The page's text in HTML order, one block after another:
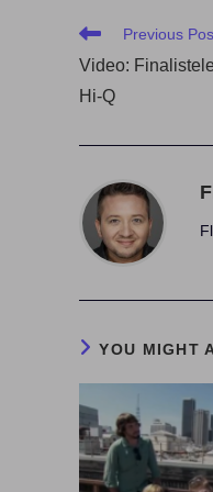
Read
articles
Previous
Video:
Hi-Q
YOU MIGHT